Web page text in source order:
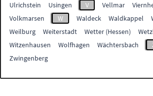
Ulrichstein
Usingen V Vellmar
Volkmarsen
W Waldeck Waldkappel
Weilburg
Weiterstadt Wetter (Hessen)
Witzenhausen
Wolfhagen Wächtersbach
Zwingenberg